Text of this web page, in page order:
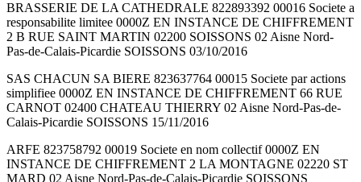
BRASSERIE DE LA CATHEDRALE 822893392 00016 Societe a
responsabilite limitee 0000Z EN INSTANCE DE CHIFFREMENT
2 B RUE SAINT MARTIN 02200 SOISSONS 02 Aisne Nord-
Pas-de-Calais-Picardie SOISSONS 03/10/2016
SAS CHACUN SA BIERE 823637764 00015 Societe par actions
simplifiee 0000Z EN INSTANCE DE CHIFFREMENT 66 RUE
CARNOT 02400 CHATEAU THIERRY 02 Aisne Nord-Pas-de-
Calais-Picardie SOISSONS 15/11/2016
ARFE 823758792 00019 Societe en nom collectif 0000Z EN
INSTANCE DE CHIFFREMENT 2 LA MONTAGNE 02220 ST
MARD 02 Aisne Nord-Pas-de-Calais-Picardie SOISSONS